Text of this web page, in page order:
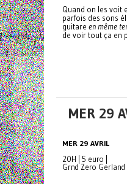
Quand on les voit
parfois des sons
guitare en même
de voir tout ça en
MER 29
MER 29 AVRIL
20H | 5 euro |
Grnd Zero Gerland